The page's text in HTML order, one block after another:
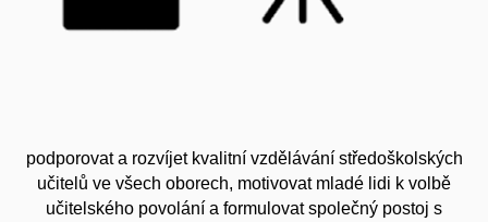
podporovat a rozvíjet kvalitní vzdělávání středoškolských
učitelů ve všech oborech, motivovat mladé lidi k volbě
učitelského povolání a formulovat společný postoj s